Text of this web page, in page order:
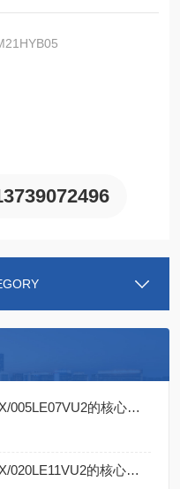
心定子环与叶片卸荷技术，
性、维护便捷等特点，采
苛工况。
德国力士乐内齿轮泵PGH2-2X/005LE07VU2的核心特点
德国力士乐内齿轮泵PGH4-3X/020LE11VU2的核心技术